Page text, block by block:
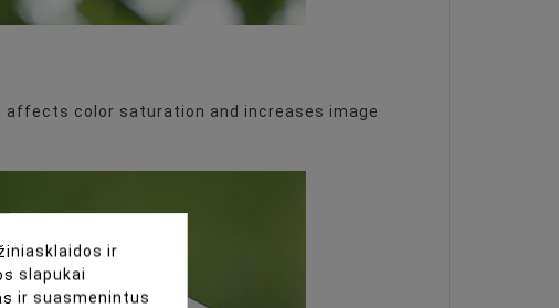
color saturation and increases image
ir
slapukai
ir suasmenintus